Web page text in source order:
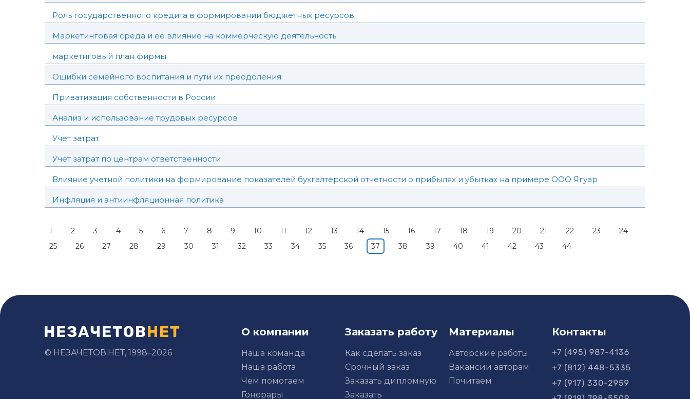
Роль государственного кредита в формировании бюджетных ресурсов
Маркетинговая среда и ее влияние на коммерческую деятельность
маркетнговый план фирмы
Ошибки семейного воспитания и пути их преодоления
Приватизация собственности в России
Анализ и использование трудовых ресурсов
Учет затрат
Учет затрат по центрам ответственности
Влияние учетной политики на формирование показателей бухгалтерской отчетности о прибылях и убытках на примере ООО Ягуар
Инфляция и антиинфляционная политика
1 2 3 4 5 6 7 8 9 10 11 12 13 14 15 16 17 18 19 20 21 22 23
24
25
26 27 28 29 30 31 32 33 34 35 36 37 38 39 40 41 42 43 44
© НЕЗАЧЕТОВ.НЕТ, 1998–2026
О компании
Наша команда
Наша работа
Чем помогаем
Гонорары
Заказать работу
Как сделать заказ
Срочный заказ
Заказать дипломную
Заказать
Материалы
Авторские работы
Вакансии авторам
Почитаем
Контакты